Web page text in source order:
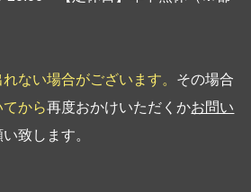
ない場合がございます。 その場合
てから再度おかけいただくかお問い
致します。